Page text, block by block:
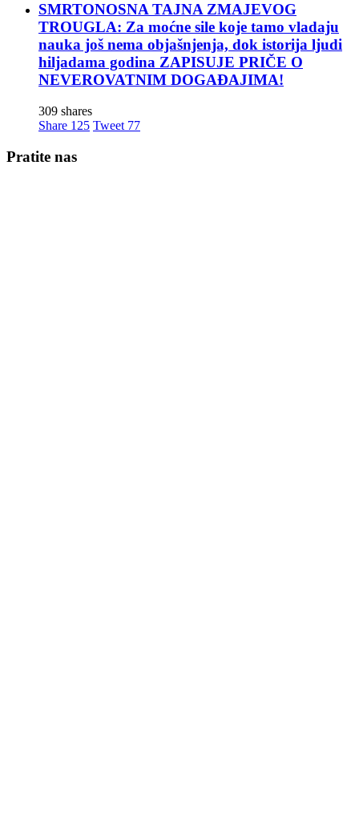
SMRTONOSNA TAJNA ZMAJEVOG
TROUGLA: Za moćne sile koje tamo vladaju
nauka još nema objašnjenja, dok istorija ljudi
hiljadama godina ZAPISUJE PRIČE O
NEVEROVATNIM DOGAĐAJIMA!
309 shares
Share 125 Tweet 77
Pratite nas